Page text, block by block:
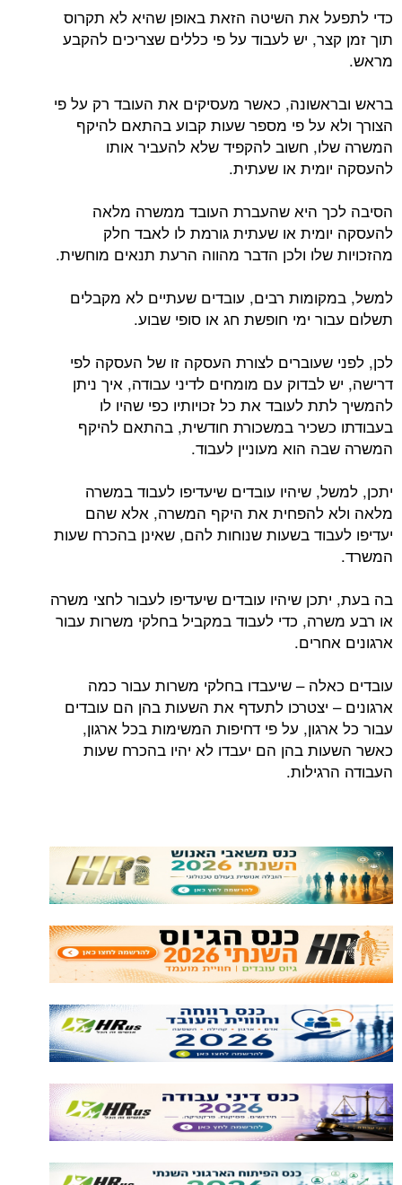
כדי לתפעל את השיטה הזאת באופן שהיא לא תקרוס
תוך זמן קצר, יש לעבוד על פי כללים שצריכים להקבע
מראש.
בראש ובראשונה, כאשר מעסיקים את העובד רק על פי
הצורך ולא על פי מספר שעות קבוע בהתאם להיקף
המשרה שלו, חשוב להקפיד שלא להעביר אותו
להעסקה יומית או שעתית.
הסיבה לכך היא שהעברת העובד ממשרה מלאה
להעסקה יומית או שעתית גורמת לו לאבד חלק
מהזכויות שלו ולכן הדבר מהווה הרעת תנאים מוחשית.
למשל, במקומות רבים, עובדים שעתיים לא מקבלים
תשלום עבור ימי חופשת חג או סופי שבוע.
לכן, לפני שעוברים לצורת העסקה זו של העסקה לפי
דרישה, יש לבדוק עם מומחים לדיני עבודה, איך ניתן
להמשיך לתת לעובד את כל זכויותיו כפי שהיו לו
בעבודתו כשכיר במשכורת חודשית, בהתאם להיקף
המשרה שבה הוא מעוניין לעבוד.
יתכן, למשל, שיהיו עובדים שיעדיפו לעבוד במשרה
מלאה ולא להפחית את היקף המשרה, אלא שהם
יעדיפו לעבוד בשעות שנוחות להם, שאינן בהכרח שעות
המשרד.
בה בעת, יתכן שיהיו עובדים שיעדיפו לעבור לחצי משרה
או רבע משרה, כדי לעבוד במקביל בחלקי משרות עבור
ארגונים אחרים.
עובדים כאלה – שיעבדו בחלקי משרות עבור כמה
ארגונים – יצטרכו לתעדף את השעות בהן הם עובדים
עבור כל ארגון, על פי דחיפות המשימות בכל ארגון,
כאשר השעות בהן הם יעבדו לא יהיו בהכרח שעות
העבודה הרגילות.